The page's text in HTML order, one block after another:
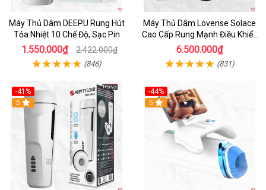
Máy Thủ Dâm DEEPU Rung Hút
Tỏa Nhiệt 10 Chế Độ, Sạc Pin
1.550.000₫ 2.422.000₫
(846)
Máy Thủ Dâm Lovense Solace
Cao Cấp Rung Mạnh Điều Khiển
App
6.500.000₫
(831)
-41%
Hot
5
-44%
Hot
5